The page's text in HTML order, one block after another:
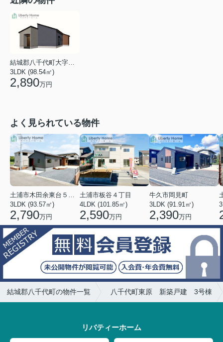
3LDK (98.54㎡)
2,890万円
よく見られている物件
3LDK (93.57㎡)
2,790万円
土浦市板谷４丁目
4LDK (101.85㎡)
2,590万円
牛久市岡見町
3LDK (91.91㎡)
2,390万円
結城郡八千代町の物件一覧 八千代町東原 新築戸建 3号棟
リバティーホーム